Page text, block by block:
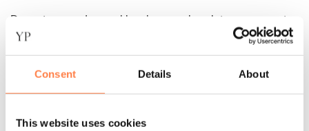
Consent Details About
This website uses cookies
De maten
van deze sokken komen als volgt overeen met
schoenmaten:
S = 36 – 38,5
M = 39 – 42,5
sokken die je zocht? Bekijk